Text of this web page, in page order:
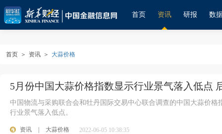
首页 资讯 研报 数
首页 ＞ 资讯 ＞ 大蒜价格
5月份中国大蒜价格指数显示行业景气落入低点
中国物流与采购联合会和牡丹国际交易中心联合调查的中国大蒜价格
行业景气落入低点。
资讯 大蒜价格 2022-06-05 10:38:35